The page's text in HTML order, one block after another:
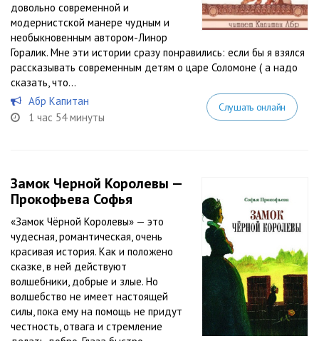
довольно современной и
модернистской манере чудным и
необыкновенным автором-Линор
Горалик. Мне эти истории сразу понравились: если бы я взялся
рассказывать современным детям о царе Соломоне ( а надо
сказать, что...
Абр Капитан
1 час 54 минуты
Слушать онлайн
Замок Черной Королевы —
Прокофьева Софья
«Замок Чёрной Королевы» — это
чудесная, романтическая, очень
красивая история. Как и положено
сказке, в ней действуют
волшебники, добрые и злые. Но
волшебство не имеет настоящей
силы, пока ему на помощь не придут
честность, отвага и стремление